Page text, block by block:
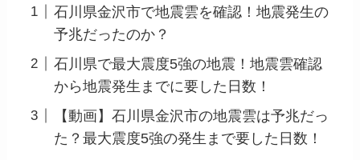
石川県金沢市で地震雲を確認！地震発生の
予兆だったのか？
石川県で最大震度5強の地震！地震雲確認
から地震発生までに要した日数！
【動画】石川県金沢市の地震雲は予兆だっ
た？最大震度5強の発生まで要した日数！